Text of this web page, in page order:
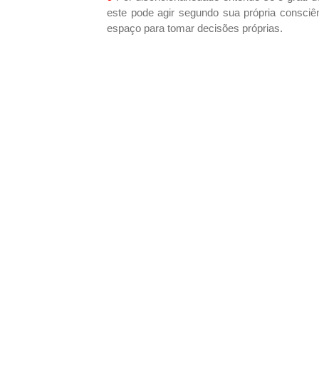
este pode agir segundo sua própria
espaço para tomar decisões próprias.